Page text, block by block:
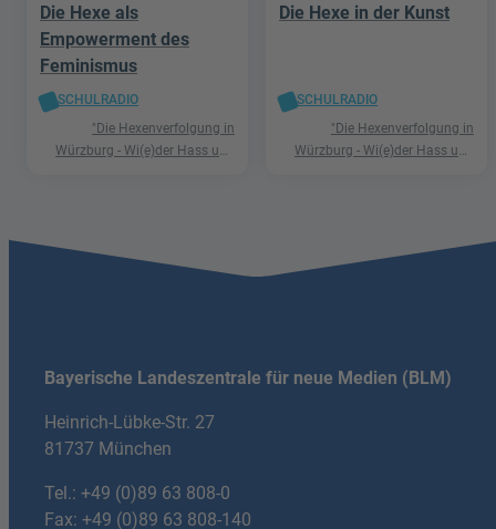
Die Hexe als
Empowerment des
Feminismus
SCHULRADIO
"Die Hexenverfolgung in
Würzburg - Wi(e)der Hass und
Die Hexe in der Kunst
SCHULRADIO
"Die Hexenverfolgung in
Würzburg - Wi(e)der Hass und
Bayerische Landeszentrale für neue Medien (BLM)
Heinrich-Lübke-Str. 27
81737 München
Tel.: +49 (0)89 63 808-0
Fax: +49 (0)89 63 808-140